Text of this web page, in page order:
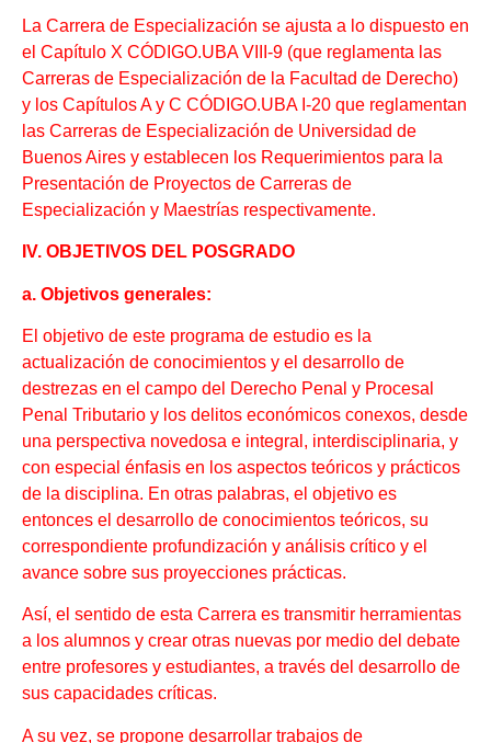
La Carrera de Especialización se ajusta a lo dispuesto en
el Capítulo X CÓDIGO.UBA VIII-9 (que reglamenta las
Carreras de Especialización de la Facultad de Derecho)
y los Capítulos A y C CÓDIGO.UBA I-20 que reglamentan
las Carreras de Especialización de Universidad de
Buenos Aires y establecen los Requerimientos para la
Presentación de Proyectos de Carreras de
Especialización y Maestrías respectivamente.
IV. OBJETIVOS DEL POSGRADO
a. Objetivos generales:
El objetivo de este programa de estudio es la
actualización de conocimientos y el desarrollo de
destrezas en el campo del Derecho Penal y Procesal
Penal Tributario y los delitos económicos conexos, desde
una perspectiva novedosa e integral, interdisciplinaria, y
con especial énfasis en los aspectos teóricos y prácticos
de la disciplina. En otras palabras, el objetivo es
entonces el desarrollo de conocimientos teóricos, su
correspondiente profundización y análisis crítico y el
avance sobre sus proyecciones prácticas.
Así, el sentido de esta Carrera es transmitir herramientas
a los alumnos y crear otras nuevas por medio del debate
entre profesores y estudiantes, a través del desarrollo de
sus capacidades críticas.
A su vez, se propone desarrollar trabajos de